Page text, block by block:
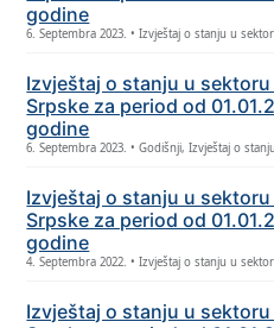
godine
6. Septembra 2023. • Izvještaj o stanju u
Izvještaj o stanju u
Srpske za period od
godine
6. Septembra 2023. • Godišnji, Izvještaj o
Izvještaj o stanju u
Srpske za period od
godine
4. Septembra 2022. • Izvještaj o stanju u
Izvještaj o stanju u